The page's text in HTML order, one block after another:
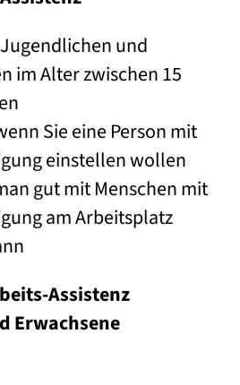
und
im Alter zwischen 15
Sie eine Person mit
einstellen wollen
gut mit Menschen mit
am Arbeitsplatz
Assistenz
Erwachsene